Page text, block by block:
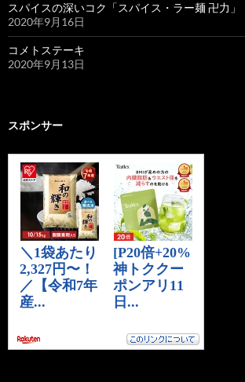
スパイスの深いコク「スパイス・ラー麺 卍力」
2020年9月16日
コメトステーキ
2020年9月13日
スポンサー